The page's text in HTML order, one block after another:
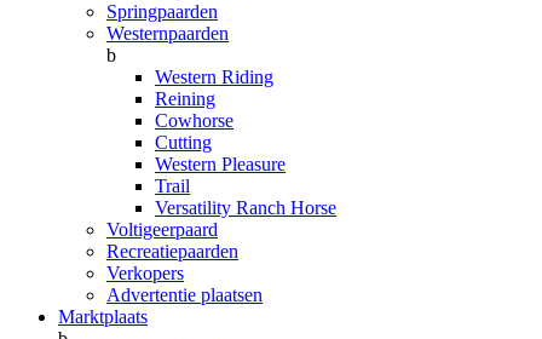
Springpaarden
Westernpaarden
b
Western Riding
Reining
Cowhorse
Cutting
Western Pleasure
Trail
Versatility Ranch Horse
Voltigeerpaard
Recreatiepaarden
Verkopers
Advertentie plaatsen
Marktplaats